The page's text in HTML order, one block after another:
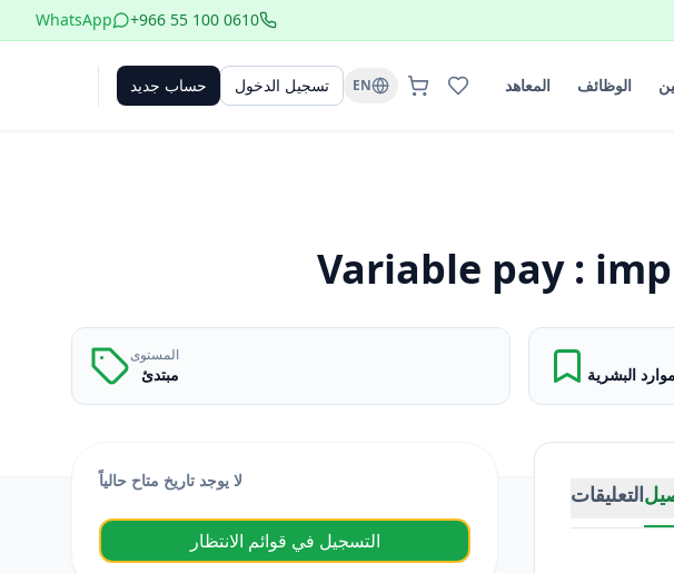
+966 55 100 0610
WhatsApp
الوظائف المعاهد EN تسجيل الدخول حساب جديد
Variable pay :
البشرية
المستوى
مبتدئ
التعليقات
لا يوجد تاريخ متاح حالياً
التسجيل في قوائم الانتظار